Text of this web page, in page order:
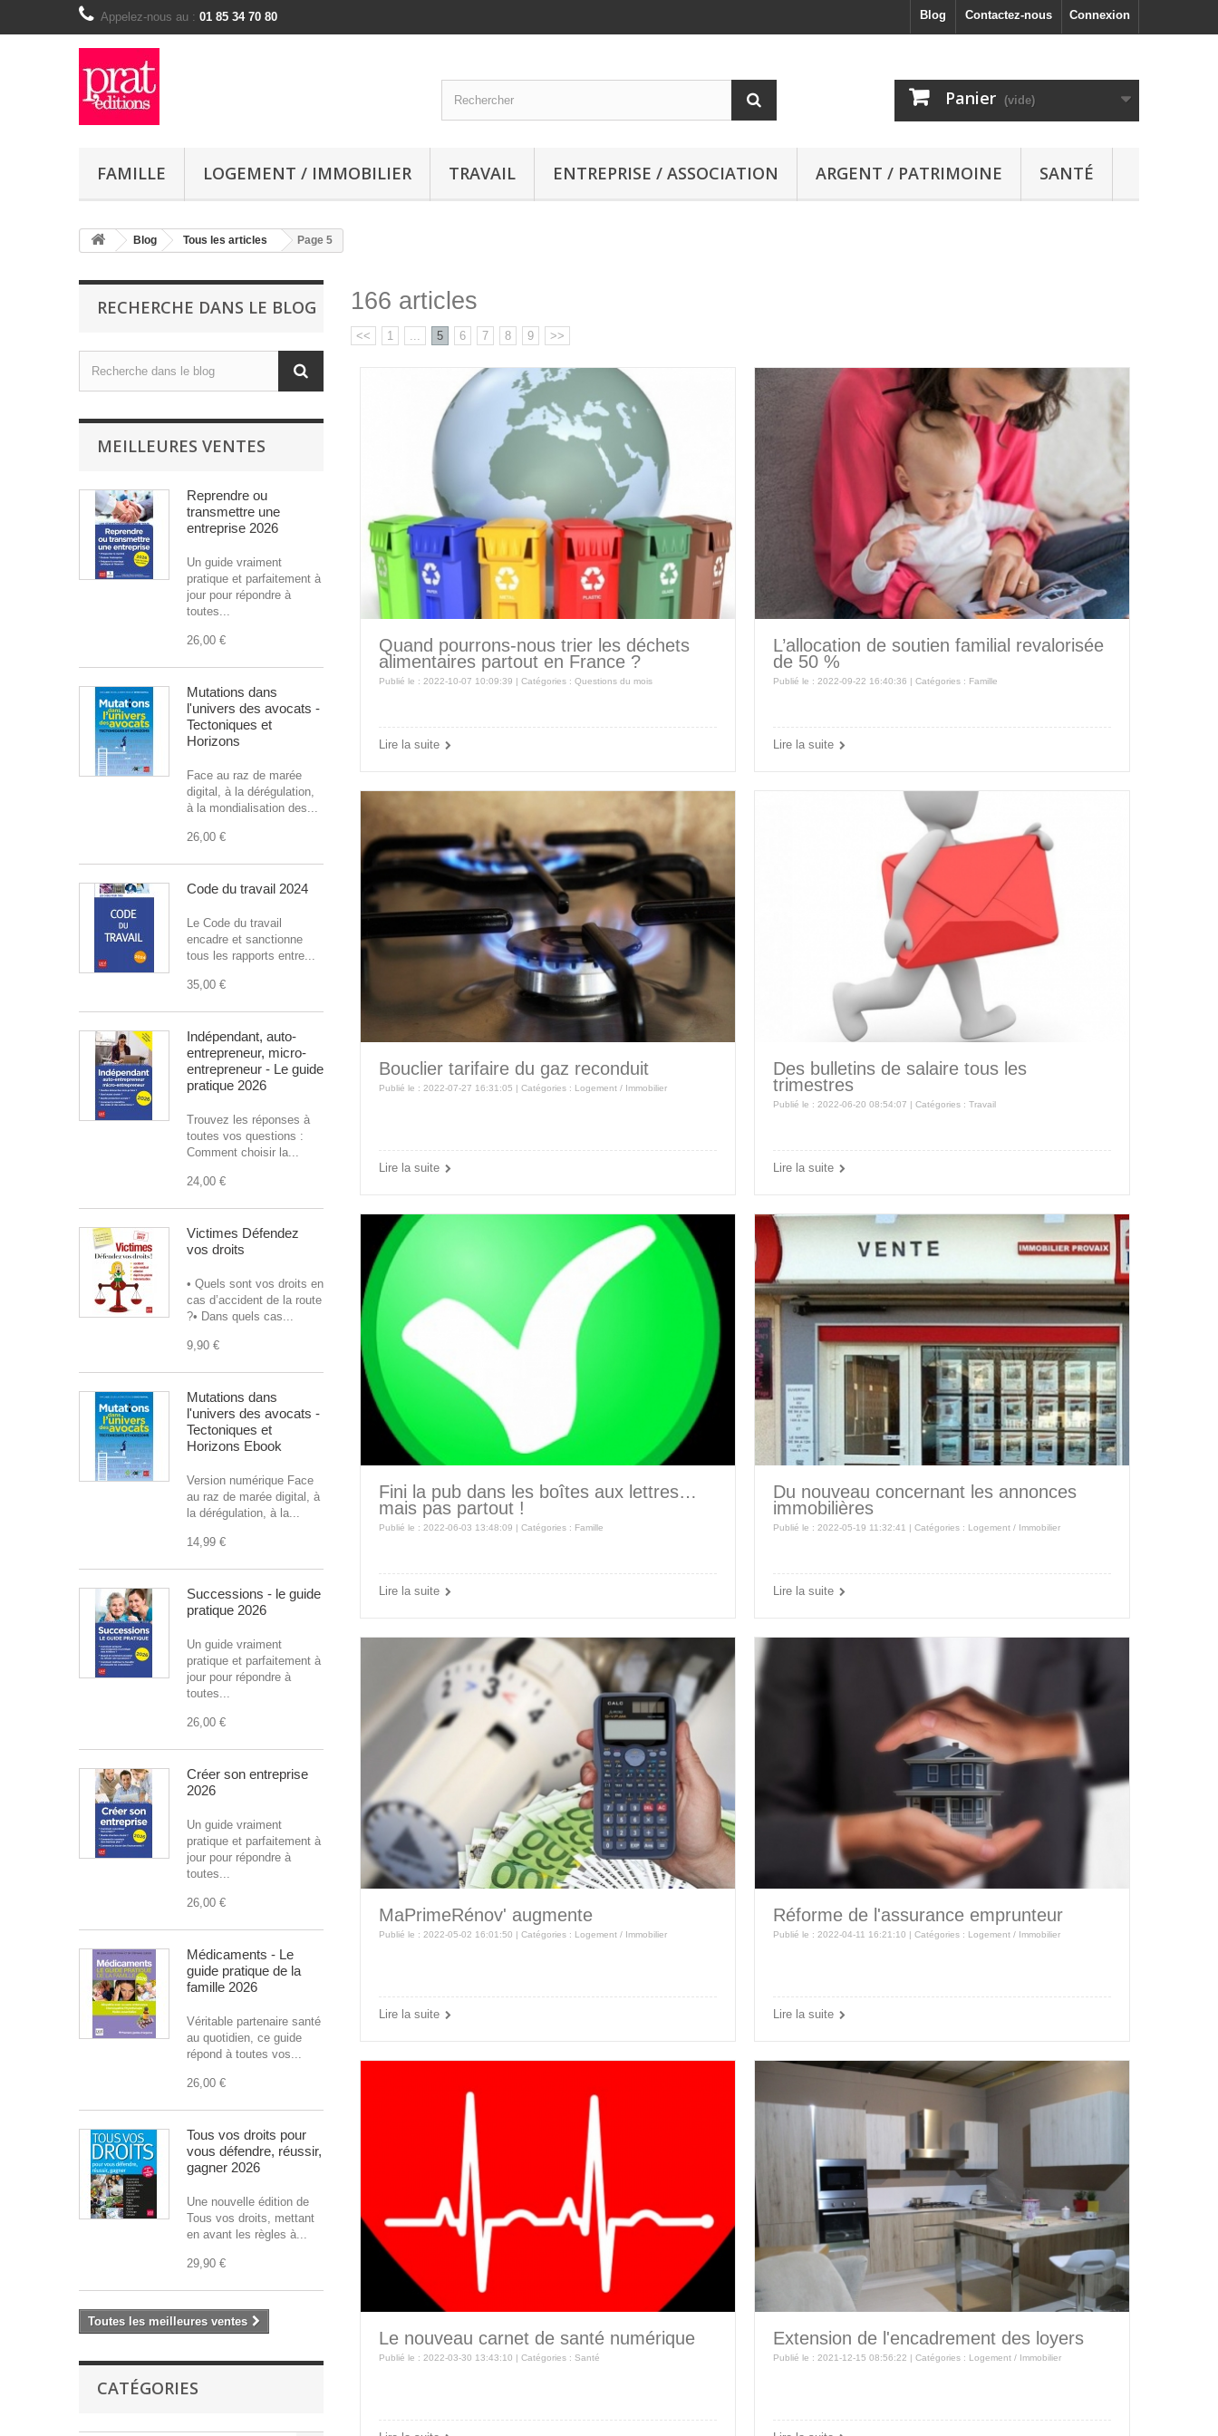
Connexion
Contactez-nous
Appelez-nous au : 01 85 34 70 80 Blog
Panier (vide)
FAMILLE LOGEMENT / IMMOBILIER TRAVAIL ENTREPRISE / ASSOCIATION ARGENT / PATRIMOINE SANTÉ
Blog Tous les articles Page 5
RECHERCHE DANS LE BLOG
MEILLEURES VENTES
Reprendre ou
transmettre une
entreprise 2026
Un guide vraiment
pratique et parfaitement à
jour pour répondre à
toutes...
26,00 €
Mutations dans
l'univers des avocats -
Tectoniques et
Horizons
Face au raz de marée
digital, à la dérégulation,
à la mondialisation des...
26,00 €
Code du travail 2024
Le Code du travail
encadre et sanctionne
tous les rapports entre...
35,00 €
Indépendant, auto-
entrepreneur, micro-
entrepreneur - Le guide
pratique 2026
Trouvez les réponses à
toutes vos questions :
Comment choisir la...
24,00 €
Victimes Défendez
vos droits
• Quels sont vos droits en
cas d’accident de la route
?• Dans quels cas...
9,90 €
Mutations dans
l'univers des avocats -
Tectoniques et
Horizons Ebook
Version numérique Face
au raz de marée digital, à
la dérégulation, à la...
14,99 €
Successions - le guide
pratique 2026
Un guide vraiment
pratique et parfaitement à
jour pour répondre à
toutes...
26,00 €
Créer son entreprise
2026
Un guide vraiment
pratique et parfaitement à
jour pour répondre à
toutes...
26,00 €
Médicaments - Le
guide pratique de la
famille 2026
Véritable partenaire santé
au quotidien, ce guide
répond à toutes vos...
26,00 €
Tous vos droits pour
vous défendre, réussir,
gagner 2026
Une nouvelle édition de
Tous vos droits, mettant
en avant les règles à...
29,90 €
Toutes les meilleures ventes
CATÉGORIES
166 articles
<< 1 ... 5 6 7 8 9 >>
Quand pourrons-nous trier les déchets
alimentaires partout en France ?
Publié le : 2022-10-07 10:09:39 | Catégories : Questions du mois
Lire la suite
L’allocation de soutien familial revalorisée
de 50 %
Publié le : 2022-09-22 16:40:36 | Catégories : Famille
Lire la suite
Bouclier tarifaire du gaz reconduit
Publié le : 2022-07-27 16:31:05 | Catégories : Logement / Immobilier
Lire la suite
Des bulletins de salaire tous les
trimestres
Publié le : 2022-06-20 08:54:07 | Catégories : Travail
Lire la suite
Fini la pub dans les boîtes aux lettres…
mais pas partout !
Publié le : 2022-06-03 13:48:09 | Catégories : Famille
Lire la suite
Du nouveau concernant les annonces
immobilières
Publié le : 2022-05-19 11:32:41 | Catégories : Logement / Immobilier
Lire la suite
MaPrimeRénov' augmente
Publié le : 2022-05-02 16:01:50 | Catégories : Logement / Immobilier
Lire la suite
Réforme de l'assurance emprunteur
Publié le : 2022-04-11 16:21:10 | Catégories : Logement / Immobilier
Lire la suite
Le nouveau carnet de santé numérique
Publié le : 2022-03-30 13:43:10 | Catégories : Santé
Extension de l'encadrement des loyers
Publié le : 2021-12-15 08:56:22 | Catégories : Logement / Immobilier